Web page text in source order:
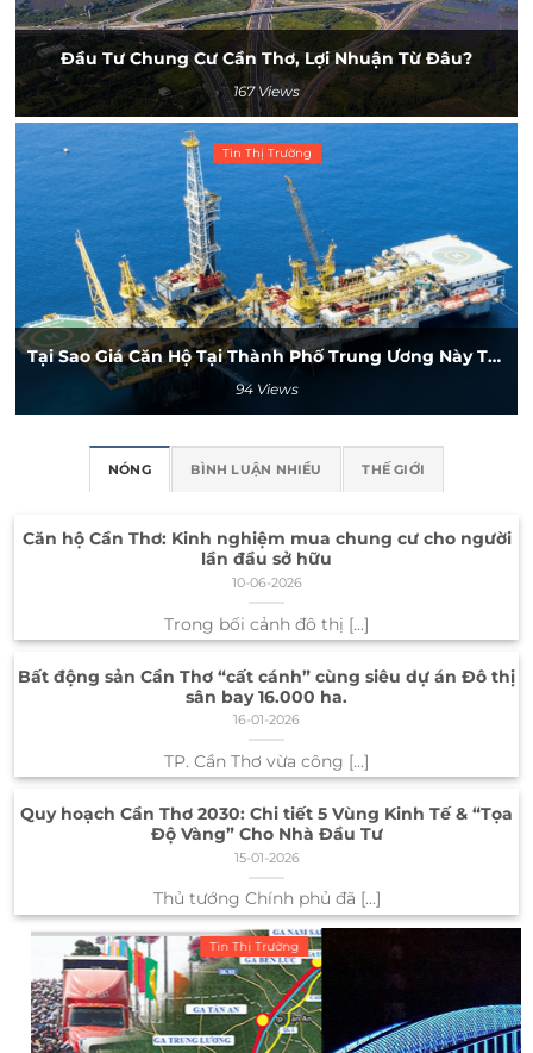
Đầu Tư Chung Cư Cần Thơ, Lợi Nhuận Từ Đâu?
167 Views
Tin Thị Trường
Tại Sao Giá Căn Hộ Tại Thành Phố Trung Ương Này Thấp Nhất Nhưng “hứa Hẹn” Sinh Lời Vượt Trội?
94 Views
NÓNG BÌNH LUẬN NHIỀU THẾ GIỚI
Căn hộ Cần Thơ: Kinh nghiệm mua chung cư cho người
lần đầu sở hữu
10-06-2026
Trong bối cảnh đô thị [...]
Bất động sản Cần Thơ “cất cánh” cùng siêu dự án Đô thị
sân bay 16.000 ha.
16-01-2026
TP. Cần Thơ vừa công [...]
Quy hoạch Cần Thơ 2030: Chi tiết 5 Vùng Kinh Tế & “Tọa
Độ Vàng” Cho Nhà Đầu Tư
15-01-2026
Thủ tướng Chính phủ đã [...]